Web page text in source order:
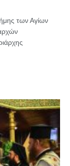
των Αγίων